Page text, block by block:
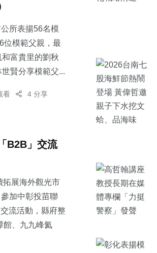
所表揚56名模
位模範父親，最
富貴里的劉秋
賢分享模範父...
看 4 分享
B2B」交流
拓展海外觀光市
加中彰投苗聯
流活動，縣府整
館、九九峰氦